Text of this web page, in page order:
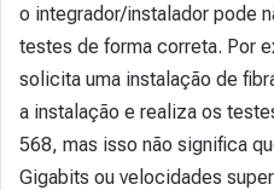
o integrador/instalador pode
testes de forma correta. Por
solicita uma instalação de
a instalação e realiza os
568, mas isso não significa
Gigabits ou velocidades